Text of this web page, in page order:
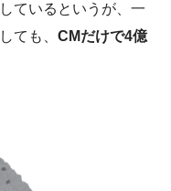
ているというが、一
ても、 CMだけで4億